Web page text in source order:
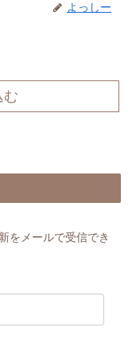
よっしー
む
をメールで受信でき